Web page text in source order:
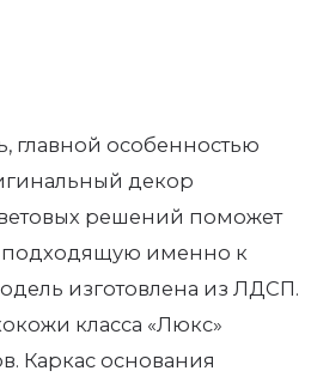
главной особенностью
декор
решений поможет
подходящую именно к
изготовлена из ЛДСП.
класса «Люкс»
Каркас основания